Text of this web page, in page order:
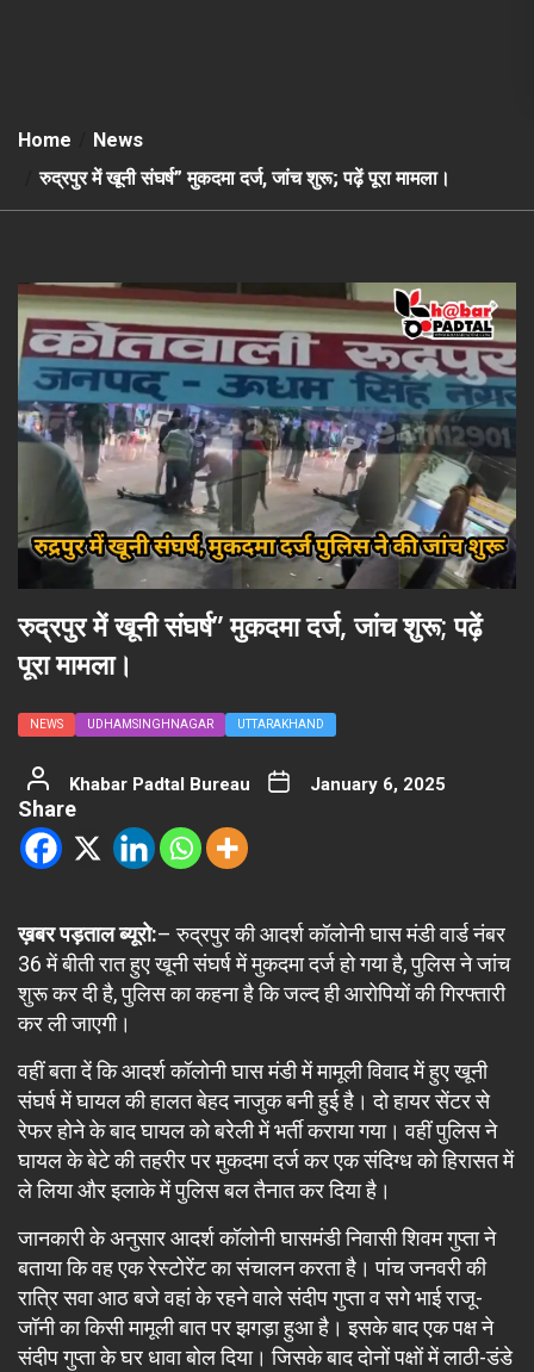
Home
News
रुद्रपुर में खूनी संघर्ष” मुकदमा दर्ज, जांच शुरू; पढ़ें पूरा मामला।
रुद्रपुर में खूनी संघर्ष” मुकदमा दर्ज, जांच शुरू; पढ़ें
पूरा मामला।
NEWS UDHAMSINGHNAGAR UTTARAKHAND
Khabar Padtal Bureau January 6, 2025
Share
ख़बर पड़ताल ब्यूरो:– रुद्रपुर की आदर्श कॉलोनी घास मंडी वार्ड नंबर
36 में बीती रात हुए खूनी संघर्ष में मुकदमा दर्ज हो गया है, पुलिस ने जांच
शुरू कर दी है, पुलिस का कहना है कि जल्द ही आरोपियों की गिरफ्तारी
कर ली जाएगी।
वहीं बता दें कि आदर्श कॉलोनी घास मंडी में मामूली विवाद में हुए खूनी
संघर्ष में घायल की हालत बेहद नाजुक बनी हुई है। दो हायर सेंटर से
रेफर होने के बाद घायल को बरेली में भर्ती कराया गया। वहीं पुलिस ने
घायल के बेटे की तहरीर पर मुकदमा दर्ज कर एक संदिग्ध को हिरासत में
ले लिया और इलाके में पुलिस बल तैनात कर दिया है।
जानकारी के अनुसार आदर्श कॉलोनी घासमंडी निवासी शिवम गुप्ता ने
बताया कि वह एक रेस्टोरेंट का संचालन करता है। पांच जनवरी की
रात्रि सवा आठ बजे वहां के रहने वाले संदीप गुप्ता व सगे भाई राजू-
जॉनी का किसी मामूली बात पर झगड़ा हुआ है। इसके बाद एक पक्ष ने
संदीप गुप्ता के घर धावा बोल दिया। जिसके बाद दोनों पक्षों में लाठी-डंडे